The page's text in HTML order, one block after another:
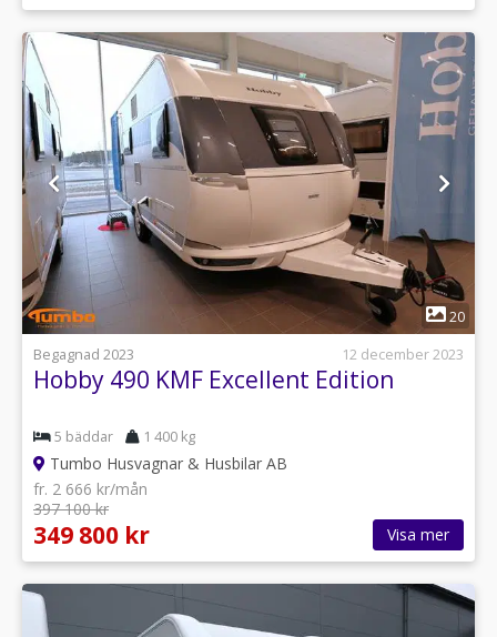
1
20
Begagnad 2023
12 december 2023
Hobby 490 KMF Excellent Edition
5 bäddar 1 400 kg
Tumbo Husvagnar & Husbilar AB
fr. 2 666 kr/mån
397 100 kr
349 800 kr Visa mer